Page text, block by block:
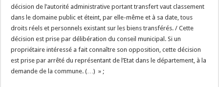
décision de l’autorité administrative portant transfert vaut classement
dans le domaine public et éteint, par elle-même et à sa date, tous
droits réels et personnels existant sur les biens transférés. / Cette
décision est prise par délibération du conseil municipal. Si un
propriétaire intéressé a fait connaître son opposition, cette décision
est prise par arrêté du représentant de l’Etat dans le département, à la
demande de la commune. (…) » ;